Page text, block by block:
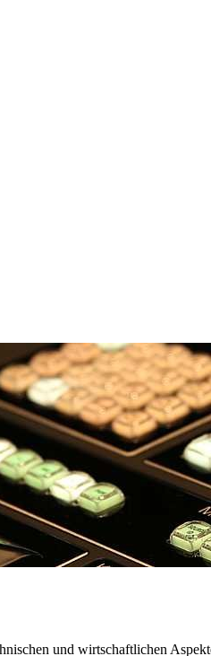
und wirtschaftlichen